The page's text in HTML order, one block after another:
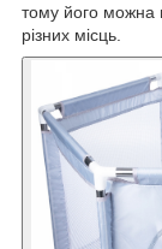
тому його можна
різних місць.